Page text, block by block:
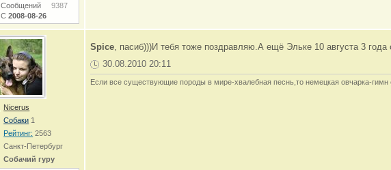
Сообщений9387
С2008-08-26
Nicerus
Собаки 1
Рейтинг: 2563
Санкт-Петербург
Собачий гуру
Spice, пасиб)))И тебя тоже поздравляю.А ещё Эльке 10 августа 3 года
30.08.2010 20:11
Если все существующие породы в мире-хвалебная песнь,то немецкая овчарка-гимн